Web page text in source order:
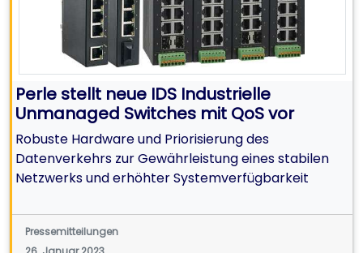
Perle stellt neue IDS Industrielle
Unmanaged Switches mit QoS vor
Robuste Hardware und Priorisierung des
Datenverkehrs zur Gewährleistung eines stabilen
Netzwerks und erhöhter Systemverfügbarkeit
Pressemitteilungen